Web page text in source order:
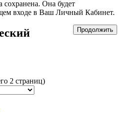
Она будет
входе в Ваш Личный Кабинет.
Продолжить
2 страниц)